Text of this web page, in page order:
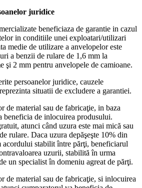
juridice
beneficiaza de garantie in cazul
in conditiile unei exploatari/utilizari
medie de utilizare a anvelopelor este
a benzii de rulare de 1,6 mm la
şi 2 mm pentru anvelopele de camioane.
persoanelor juridice, cauzele
situatii de excludere a garantiei.
de material sau de fabricaţie, in baza
beneficia de inlocuirea produsului.
atunci când uzura este mai mică sau
rulare. Daca uzura depăşeşte 10% din
acordului stabilit între părţi, beneficiarul
uzurii, stabilită în urma
un specialist în domeniu agreat de părţi.
de material sau de fabricaţie, si inlocuirea